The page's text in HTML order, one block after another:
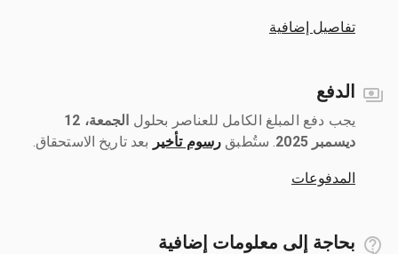
تفاصيل إضافية
الدفع
يجب دفع المبلغ الكامل للعناصر بحلول ‎
الجمعة، 12
ديسمبر 2025
‎. ستُطبق رسوم تأخير بعد تاريخ الاستحقاق.
المدفوعات
بحاجة إلى معلومات إضافية